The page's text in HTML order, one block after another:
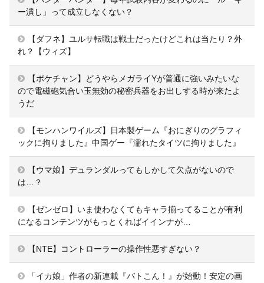
ー潰し」って成立しなくない？
【ダフネ】ユルサ転職は戦士だったけどこれは当たり？外
れ？【ウィズ】
【ポケチャン】どうやらメガライYが普通に強いみたいな
ので電磁砲気合い玉無効の秘密兵器をお出しする時が来たよ
うだ
【モンハンワイルズ】日本製ゲーム『おにぎりのグラフィ
ックに拘りました』中国ゲー『濡れたタイツに拘りました』
【ウマ娘】デュランダルってもしかして欠点がないので
は…？
【ゼンゼロ】いま使わなくてもキャラ揃ってることが有利
になるコンテンツがもっとくればイインナが…
【NTE】コントローラーの操作性悪すぎない？
「イカ娘」作者の新連載『バトこん！』が始動！安定の画